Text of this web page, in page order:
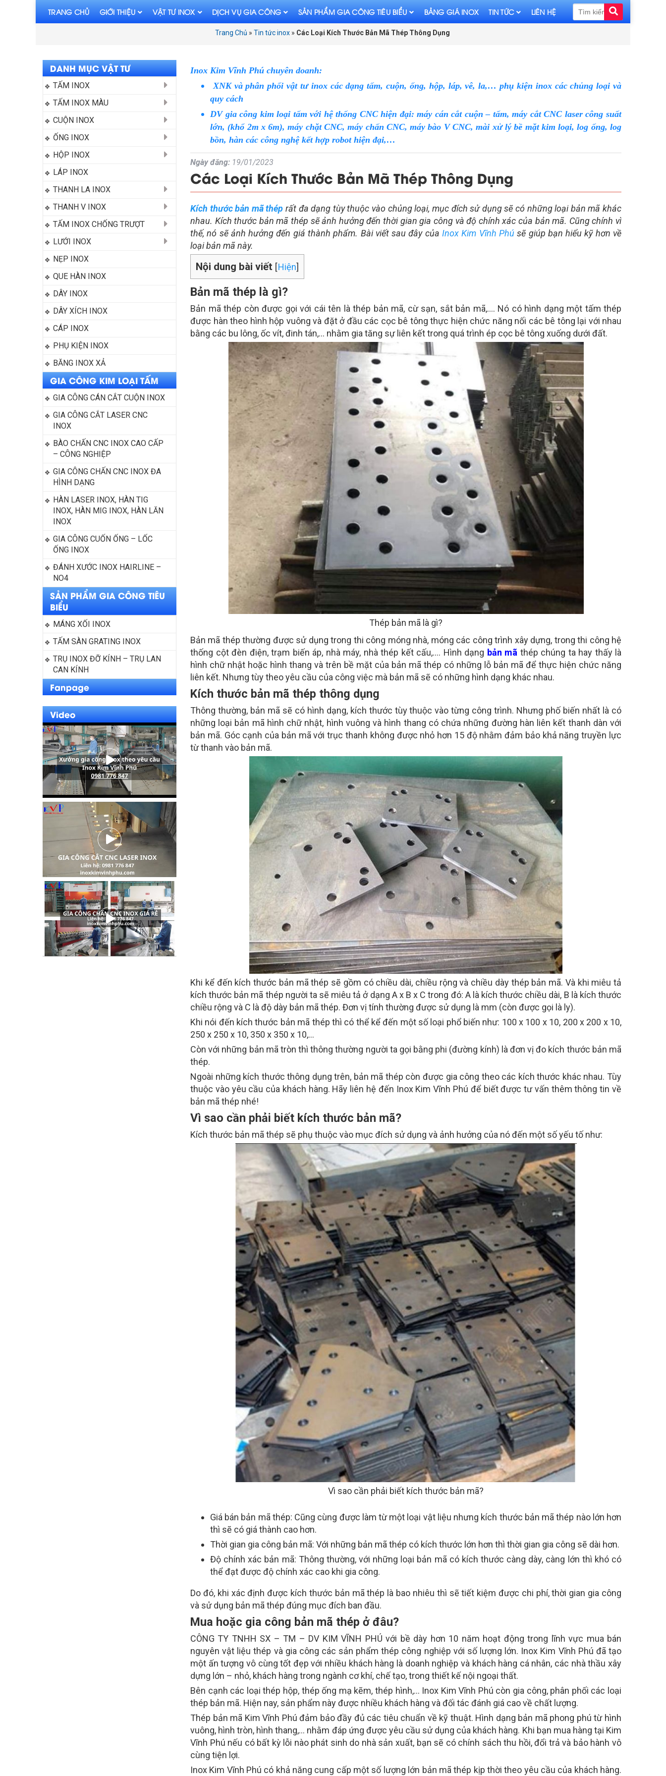
TRANG CHỦ GIỚI THIỆU VẬT TƯ INOX DỊCH VỤ GIA CÔNG SẢN PHẨM GIA CÔNG TIÊU BIỂU BẢNG GIÁ INOX TIN TỨC LIÊN HỆ
Trang Chủ » Tin tức inox» Các Loại Kích Thước Bản Mã Thép Thông Dụng
DANH MỤC VẬT TƯ
TẤM INOX
TẤM INOX MÀU
CUỘN INOX
ỐNG INOX
HỘP INOX
LÁP INOX
THANH LA INOX
THANH V INOX
TẤM INOX CHỐNG TRƯỢT
LƯỚI INOX
NẸP INOX
QUE HÀN INOX
DÂY INOX
DÂY XÍCH INOX
CÁP INOX
PHỤ KIỆN INOX
BĂNG INOX XẢ
GIA CÔNG KIM LOẠI TẤM
GIA CÔNG CÁN CẮT CUỘN INOX
GIA CÔNG CẮT LASER CNC
INOX
BÀO CHẤN CNC INOX CAO CẤP
– CÔNG NGHIỆP
GIA CÔNG CHẤN CNC INOX ĐA
HÌNH DẠNG
HÀN LASER INOX, HÀN TIG
INOX, HÀN MIG INOX, HÀN LĂN
INOX
GIA CÔNG CUỐN ỐNG – LỐC
ỐNG INOX
ĐÁNH XƯỚC INOX HAIRLINE –
NO4
SẢN PHẨM GIA CÔNG TIÊU
BIỂU
MÁNG XỐI INOX
TẤM SÀN GRATING INOX
TRỤ INOX ĐỠ KÍNH – TRỤ LAN
CAN KÍNH
Fanpage
Video
Inox Kim Vĩnh Phú chuyên doanh:
XNK và phân phối vật tư inox các dạng tấm, cuộn, ống, hộp, láp, vê, la,… phụ kiện inox các chủng loại và
quy cách
DV gia công kim loại tấm với hệ thống CNC hiện đại: máy cán cắt cuộn – tấm, máy cắt CNC laser công suất
lớn, (khổ 2m x 6m), máy chặt CNC, máy chấn CNC, máy bào V CNC, mài xử lý bề mặt kim loại, log ống, log
bồn, hàn các công nghệ kết hợp robot hiện đại,…
Ngày đăng: 19/01/2023
Các Loại Kích Thước Bản Mã Thép Thông Dụng
Kích thước bản mã thép rất đa dạng tùy thuộc vào chủng loại, mục đích sử dụng sẽ có những loại bản mã khác
nhau. Kích thước bản mã thép sẽ ảnh hưởng đến thời gian gia công và độ chính xác của bản mã. Cũng chính vì
thế, nó sẽ ảnh hưởng đến giá thành phẩm. Bài viết sau đây củaInox Kim Vĩnh Phú sẽ giúp bạn hiểu kỹ hơn về
loại bản mã này.
Nội dung bài viết [Hiện]
Bản mã thép là gì?
Bản mã thép còn được gọi với cái tên là thép bản mã, cừ sạn, sắt bản mã,…. Nó có hình dạng một tấm thép
được hàn theo hình hộp vuông và đặt ở đầu các cọc bê tông thực hiện chức năng nối các bê tông lại với nhau
bằng các bu lông, ốc vít, đinh tán,… nhằm gia tăng sự liên kết trong quá trình ép cọc bê tông xuống dưới đất.
Thép bản mã là gì?
Bản mã thép thường được sử dụng trong thi công móng nhà, móng các công trình xây dựng, trong thi công hệ
thống cột đèn điện, trạm biến áp, nhà máy, nhà thép kết cấu,…. Hình dạng bản mã thép chúng ta hay thấy là
hình chữ nhật hoặc hình thang và trên bề mặt của bản mã thép có những lỗ bản mã để thực hiện chức năng
liên kết. Nhưng tùy theo yêu cầu của công việc mà bản mã sẽ có những hình dạng khác nhau.
Kích thước bản mã thép thông dụng
Thông thường, bản mã sẽ có hình dạng, kích thước tùy thuộc vào từng công trình. Nhưng phố biến nhất là có
những loại bản mã hình chữ nhật, hình vuông và hình thang có chứa những đường hàn liên kết thanh dàn với
bản mã. Góc cạnh của bản mã với trục thanh không được nhỏ hơn 15 độ nhằm đảm bảo khả năng truyền lực
từ thanh vào bản mã.
Khi kể đến kích thước bản mã thép sẽ gồm có chiều dài, chiều rộng và chiều dày thép bản mã. Và khi miêu tả
kích thước bản mã thép người ta sẽ miêu tả ở dạng A x B x C trong đó: A là kích thước chiều dài, B là kích thước
chiều rộng và C là độ dày bản mã thép. Đơn vị tính thường được sử dụng là mm (còn được gọi là ly).
Khi nói đến kích thước bản mã thép thì có thể kể đến một số loại phổ biến như: 100 x 100 x 10, 200 x 200 x 10,
250 x 250 x 10, 350 x 350 x 10,…
Còn với những bản mã tròn thì thông thường người ta gọi bằng phi (đường kính) là đơn vị đo kích thước bản mã
thép.
Ngoài những kích thước thông dụng trên, bản mã thép còn được gia công theo các kích thước khác nhau. Tùy
thuộc vào yêu cầu của khách hàng. Hãy liên hệ đến Inox Kim Vĩnh Phú để biết được tư vấn thêm thông tin về
bản mã thép nhé!
Vì sao cần phải biết kích thước bản mã?
Kích thước bản mã thép sẽ phụ thuộc vào mục đích sử dụng và ảnh hưởng của nó đến một số yếu tố như:
Vì sao cần phải biết kích thước bản mã?
Giá bán bản mã thép: Cũng cùng được làm từ một loại vật liệu nhưng kích thước bản mã thép nào lớn hơn
thì sẽ có giá thành cao hơn.
Thời gian gia công bản mã: Với những bản mã thép có kích thước lớn hơn thì thời gian gia công sẽ dài hơn.
Độ chính xác bản mã: Thông thường, với những loại bản mã có kích thước càng dày, càng lớn thì khó có
thể đạt được độ chính xác cao khi gia công.
Do đó, khi xác định được kích thước bản mã thép là bao nhiêu thì sẽ tiết kiệm được chi phí, thời gian gia công
và sử dụng bản mã thép đúng mục đích ban đầu.
Mua hoặc gia công bản mã thép ở đâu?
CÔNG TY TNHH SX – TM – DV KIM VĨNH PHÚ với bề dày hơn 10 năm hoạt động trong lĩnh vực mua bán
nguyên vật liệu thép và gia công các sản phẩm thép công nghiệp với số lượng lớn. Inox Kim Vĩnh Phú đã tạo
một ấn tượng vô cùng tốt đẹp với nhiều khách hàng là doanh nghiệp và khách hàng cá nhân, các nhà thầu xây
dựng lớn – nhỏ, khách hàng trong ngành cơ khí, chế tạo, trong thiết kế nội ngoại thất.
Bên cạnh các loại thép hộp, thép ống mạ kẽm, thép hình,… Inox Kim Vĩnh Phú còn gia công, phân phối các loại
thép bản mã. Hiện nay, sản phẩm này được nhiều khách hàng và đối tác đánh giá cao về chất lượng.
Thép bản mã Kim Vĩnh Phú đảm bảo đầy đủ các tiêu chuẩn về kỹ thuật. Hình dạng bản mã phong phú từ hình
vuông, hình tròn, hình thang,… nhằm đáp ứng được yêu cầu sử dụng của khách hàng. Khi bạn mua hàng tại Kim
Vĩnh Phú nếu có bất kỳ lỗi nào phát sinh do nhà sản xuất, bạn sẽ có chính sách thu hồi, đổi trả và bảo hành vô
cùng tiện lợi.
Inox Kim Vĩnh Phú có khả năng cung cấp một số lượng lớn bản mã thép kịp thời theo yêu cầu của khách hàng.